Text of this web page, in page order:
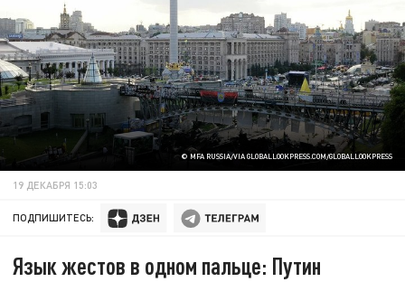
© MFA RUSSIA/VIA GLOBALLOOKPRESS.COM/GLOBALLOOKPRESS
19 ДЕКАБРЯ 15:03
ПОДПИШИТЕСЬ:
Язык жестов в одном пальце: Путин